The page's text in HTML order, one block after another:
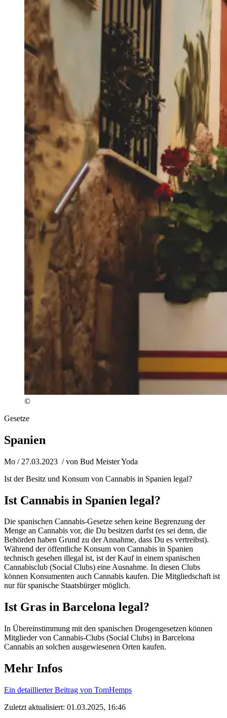
©
Gesetze
Spanien
Mo / 27.03.2023 / von Bud Meister Yoda
Ist der Besitz und Konsum von Cannabis in Spanien legal?
Ist Cannabis in Spanien legal?
Die spanischen Cannabis-Gesetze sehen keine Begrenzung der
Menge an Cannabis vor, die Du besitzen darfst (es sei denn, die
Behörden haben Grund zu der Annahme, dass Du es vertreibst).
Während der öffentliche Konsum von Cannabis in Spanien
technisch gesehen illegal ist, ist der Kauf in einem spanischen
Cannabisclub (Social Clubs) eine Ausnahme. In diesen Clubs
können Konsumenten auch Cannabis kaufen. Die Mitgliedschaft ist
nur für spanische Staatsbürger möglich.
Ist Gras in Barcelona legal?
In Übereinstimmung mit den spanischen Drogengesetzen können
Mitglieder von Cannabis-Clubs (Social Clubs) in Barcelona
Cannabis an solchen ausgewiesenen Orten kaufen.
Mehr Infos
Ein detaillierter Beitrag von TomHemps
Zuletzt aktualisiert: 01.03.2025, 16:46